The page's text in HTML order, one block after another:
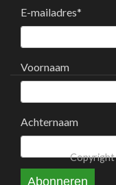
E-mailadres*
Voornaam
Achternaam
Abonneren